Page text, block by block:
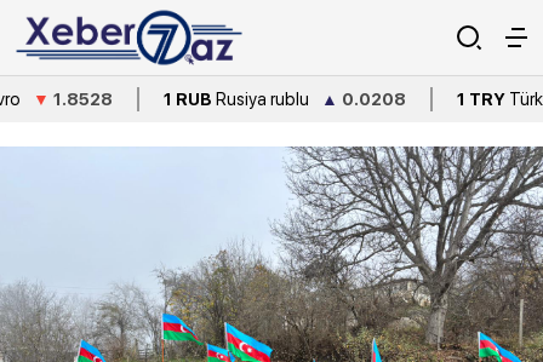
1 RUBRusiya rublu ▲0.0208 1 TRYTürkiyə lirəsi ▼